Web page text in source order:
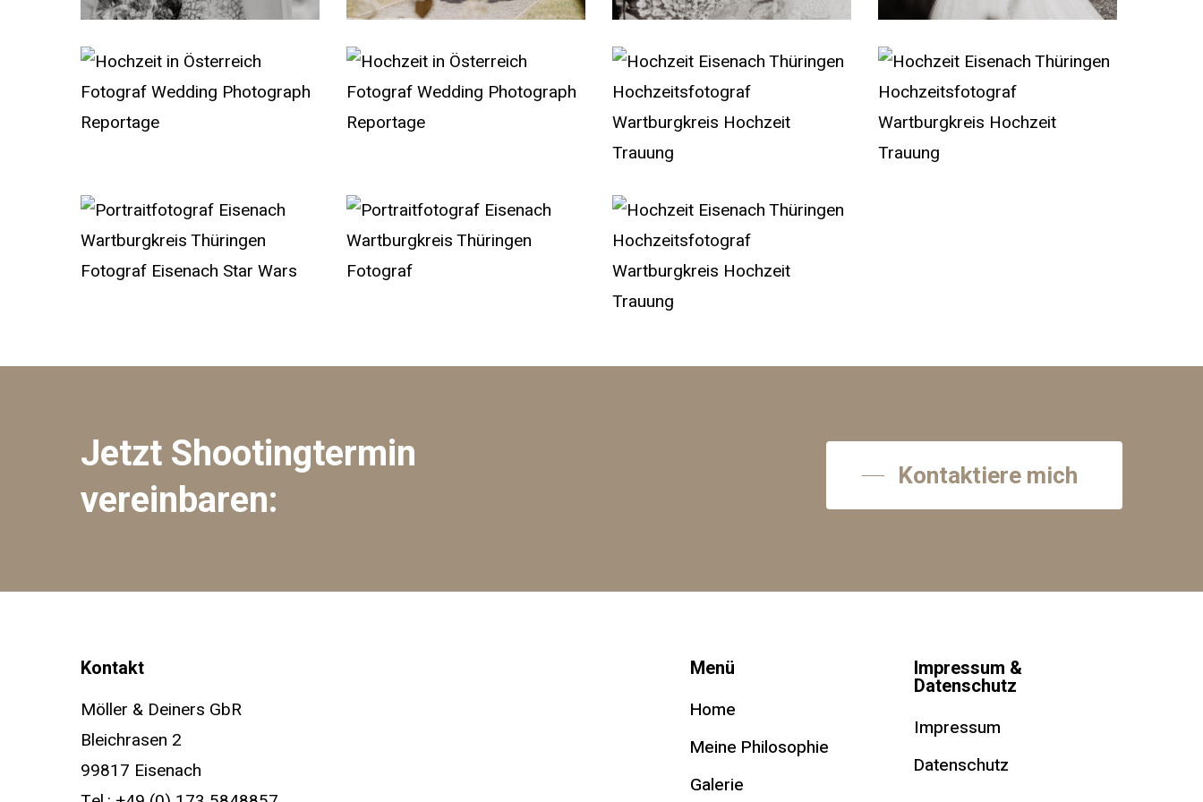
Wedding
Reportage
Wedding
Reportage
Hochzeit
in
Österreich
Photograph
Reportage
Hochzeit
in
Österreich
Photograph
Reportage
Hochzeit
Eisenach
Thüringen
Hochzeitsfotograf
Hochzeit
Trauung
Hochzeit
Eisenach
Thüringen
Hochzeitsfotograf
Hochzeit
von
Chrissi
in
Portraitfotograf
Eisenach
Wartburgkreis
Hochzeit
Eisenach
Thüringen
Hochzeitsfotograf
Hochzeit
Jetzt Shootingtermin
vereinbaren:
Kontaktiere mich
Kontakt
Möller & Deiners GbR
Bleichrasen 2
99817 Eisenach
Menü
Home
Meine Philosophie
Galerie
Impressum &
Datenschutz
Impressum
Datenschutz